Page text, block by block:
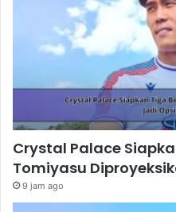
Crystal Palace
Tomiyasu
9 jam ago